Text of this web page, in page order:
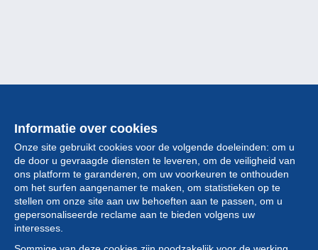
Informatie over cookies
Onze site gebruikt cookies voor de volgende doeleinden: om u
de door u gevraagde diensten te leveren, om de veiligheid van
ons platform te garanderen, om uw voorkeuren te onthouden
om het surfen aangenamer te maken, om statistieken op te
stellen om onze site aan uw behoeften aan te passen, om u
gepersonaliseerde reclame aan te bieden volgens uw
interesses.
Collectie